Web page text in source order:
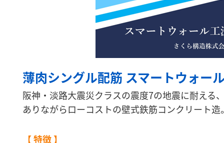
薄肉シングル配筋 スマートウォー
阪神・淡路大震災クラスの震度7の地震に耐える
ありながらローコストの壁式鉄筋コンクリート造
【 特徴 】